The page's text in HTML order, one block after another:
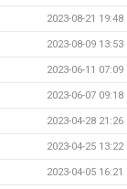
2023-08-21 19:48
2023-08-09 13:53
2023-06-11 07:09
2023-06-07 09:18
2023-04-28 21:26
2023-04-25 13:22
2023-04-05 16:21